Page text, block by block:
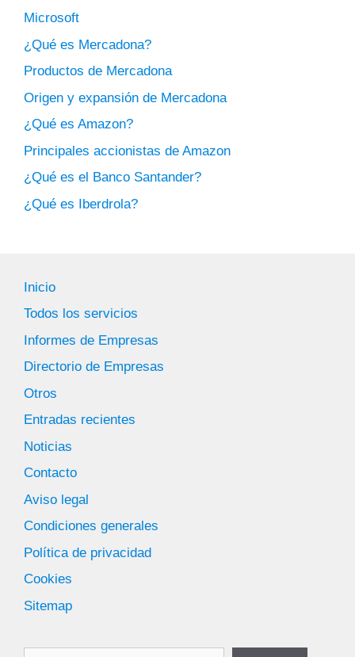
Microsoft
¿Qué es Mercadona?
Productos de Mercadona
Origen y expansión de Mercadona
¿Qué es Amazon?
Principales accionistas de Amazon
¿Qué es el Banco Santander?
¿Qué es Iberdrola?
Inicio
Todos los servicios
Informes de Empresas
Directorio de Empresas
Otros
Entradas recientes
Noticias
Contacto
Aviso legal
Condiciones generales
Política de privacidad
Cookies
Sitemap